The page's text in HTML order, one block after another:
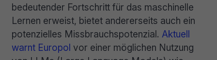
bedeutender Fortschritt für das maschinelle
Lernen erweist, bietet andererseits auch ein
potenzielles Missbrauchspotenzial. Aktuell
warnt Europol vor einer möglichen Nutzung